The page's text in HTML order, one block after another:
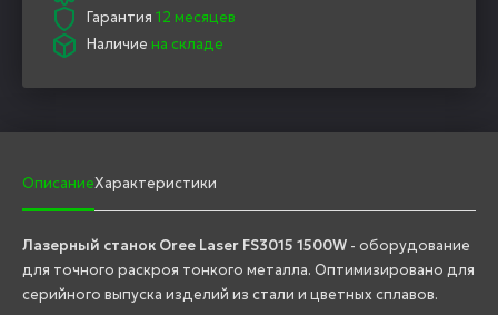
Гарантия 12 месяцев
Наличие на складе
ОписаниеХарактеристики
Лазерный станок Oree Laser FS3015 1500W - оборудование
для точного раскроя тонкого металла. Оптимизировано для
серийного выпуска изделий из стали и цветных сплавов.